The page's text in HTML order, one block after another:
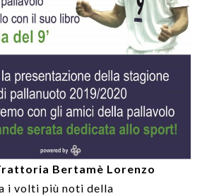
Bertamè Lorenzo
i volti più noti della